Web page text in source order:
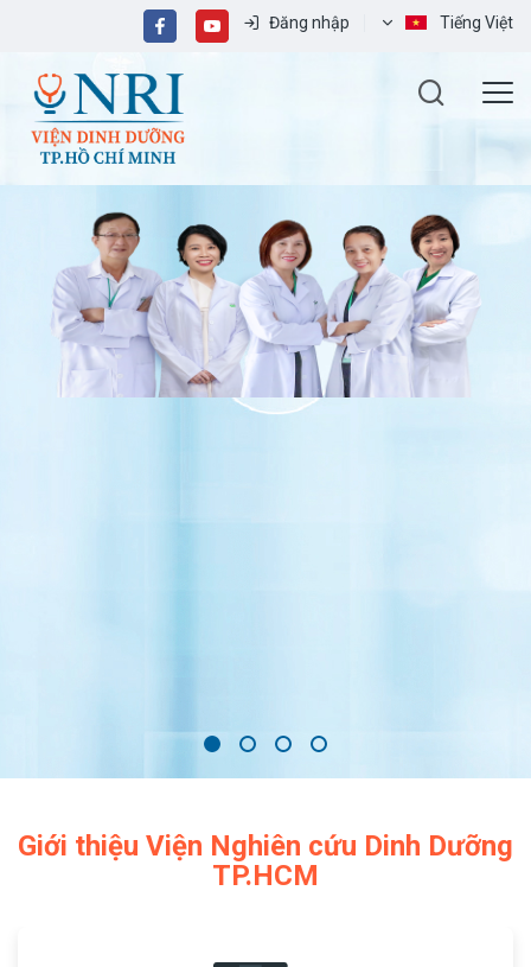
Đăng nhập Tiếng Việt
Giới thiệu Viện Nghiên cứu Dinh Dưỡng
TP.HCM